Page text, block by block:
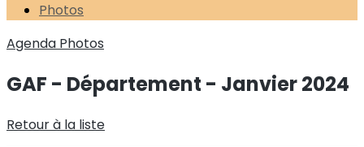
Photos
Agenda Photos
GAF - Département - Janvier 2024
Retour à la liste